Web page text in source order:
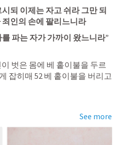
되 이제는 자고 쉬라 그만 되
인의 손에 팔리느니라
이 벗은 몸에 베 홑이불을 두르
잡히매 52 베 홑이불을 버리고
See more